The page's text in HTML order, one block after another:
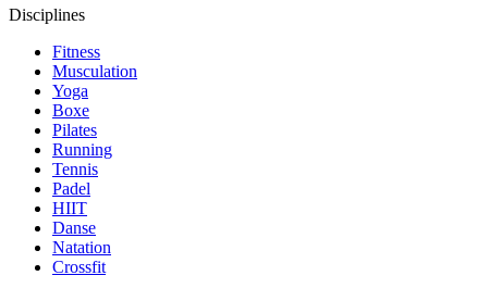
Disciplines
Fitness
Musculation
Yoga
Boxe
Pilates
Running
Tennis
Padel
HIIT
Danse
Natation
Crossfit